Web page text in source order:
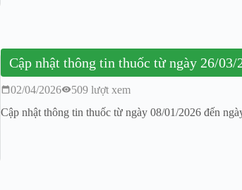
Cập nhật thông tin thuốc từ ngày 26/03/
02/04/2026
509 lượt xem
Cập nhật thông tin thuốc từ ngày 08/01/2026 đến